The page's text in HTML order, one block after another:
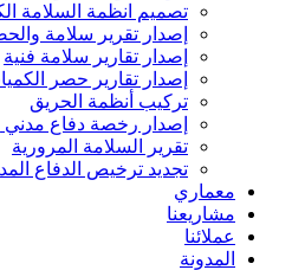
تصميم انظمة السلامة
إصدار تقرير سلامة
إصدار تقارير سلامة فنية
إصدار تقارير حصر
تركيب أنظمة الحريق
إصدار رخصة دفاع
تقرير السلامة المرورية
تجديد ترخيص الدفاع
معماري
مشاريعنا
عملائنا
المدونة